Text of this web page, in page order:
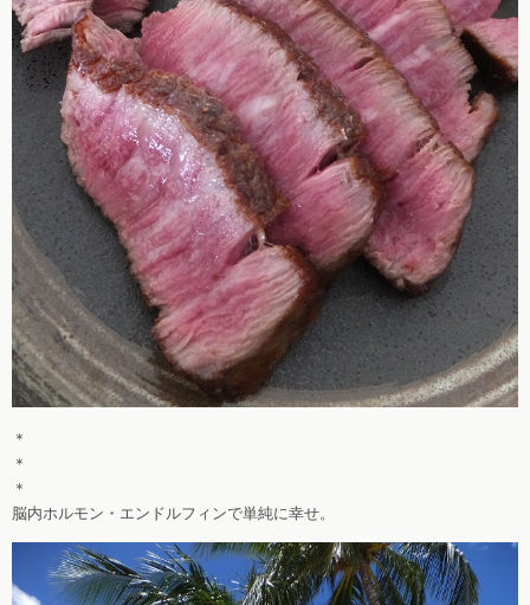
＊
＊
＊
脳内ホルモン・エンドルフィンで単純に幸せ。